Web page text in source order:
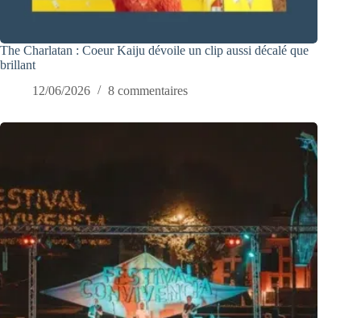
The Charlatan : Coeur Kaiju dévoile un clip aussi décalé que
brillant
12/06/2026
8 commentaires